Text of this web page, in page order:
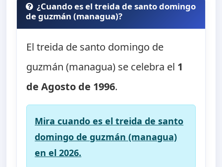
¿Cuando es el treida de santo domingo
de guzmán (managua)?
El treida de santo domingo de
guzmán (managua) se celebra el 1
de Agosto de 1996.
Mira cuando es el treida de santo
domingo de guzmán (managua)
en el 2026.